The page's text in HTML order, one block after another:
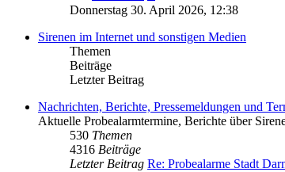
Beitrag
Donnerstag 30. April 2026, 12:38
Sirenen im Internet und sonstigen Medien
Themen
Beiträge
Letzter Beitrag
Nachrichten, Berichte, Pressemeldungen und
Aktuelle Probealarmtermine, Berichte über
530 Themen
4316 Beiträge
Letzter Beitrag Re: Probealarme Stadt